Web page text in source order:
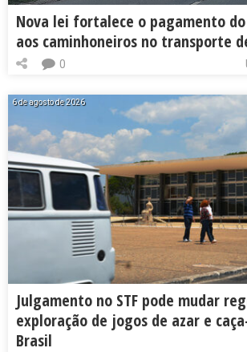
Nova lei fortalece o pagamento
aos caminhoneiros no transporte
0
6 de agosto de 2026
Julgamento no STF pode mudar
exploração de jogos de azar e
Brasil